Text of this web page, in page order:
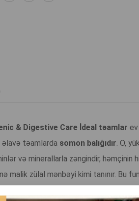
& Digestive Care İdeal təamlar ev
əlavə təamlarda somon balığıdır. O,
və minerallarla zəngindir, həmçinin
malik zülal mənbəyi kimi tanınır. Bu
malikdir. Nəmli məhsullar daha